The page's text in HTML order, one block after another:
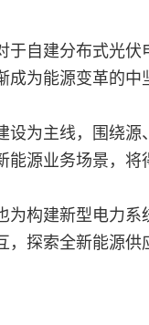
自建分布式光
为能源变革的中
为主线，围绕
源业务场景，将
构建新型电力
探索全新能源供